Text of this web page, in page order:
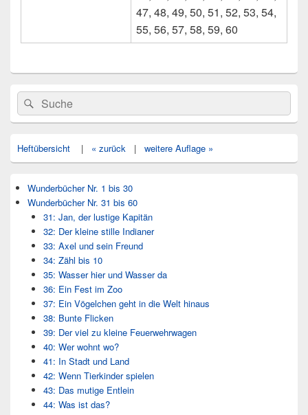
47, 48, 49, 50, 51, 52, 53, 54,
55, 56, 57, 58, 59, 60
Primärer
Seitenleisten
Widget-
Bereich
Search
for:
Suche
Heftübersicht | « zurück | weitere Auflage »
Wunderbücher Nr. 1 bis 30
Wunderbücher Nr. 31 bis 60
31: Jan, der lustige Kapitän
32: Der kleine stille Indianer
33: Axel und sein Freund
34: Zähl bis 10
35: Wasser hier und Wasser da
36: Ein Fest im Zoo
37: Ein Vögelchen geht in die Welt hinaus
38: Bunte Flicken
39: Der viel zu kleine Feuerwehrwagen
40: Wer wohnt wo?
41: In Stadt und Land
42: Wenn Tierkinder spielen
43: Das mutige Entlein
44: Was ist das?